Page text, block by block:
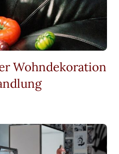
Wohndekoration